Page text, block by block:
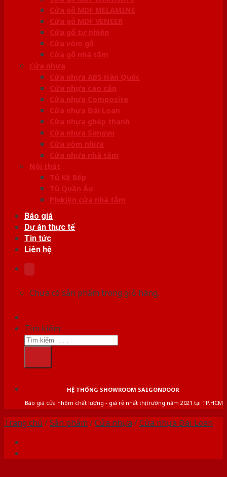
Cửa gỗ MDF MELAMINE
Cửa gỗ MDF VENEER
Cửa gỗ tự nhiên
Cửa vòm gỗ
Cửa gỗ nhà tắm
Cửa nhựa
Cửa nhựa ABS Hàn Quốc
Cửa nhựa cao cấp
Cửa nhựa Composite
Cửa nhựa Đài Loan
Cửa nhựa ghép thanh
Cửa nhựa Sungyu
Cửa vòm nhựa
Cửa nhựa nhà tắm
Nội thất
Tủ Kệ Bếp
Tủ Quần Áo
Phụ kiện cửa nhà tắm
Báo giá
Dự án thực tế
Tin tức
Liên hệ
Chưa có sản phẩm trong giỏ hàng.
Tìm kiếm:
HỆ THỐNG SHOWROOM SAIGONDOOR
Báo giá cửa nhôm chất lượng - giá rẻ nhất thị trường năm 2021 tại TP.HCM
Trang chủ /Sản phẩm /Cửa nhựa /Cửa nhựa Đài Loan